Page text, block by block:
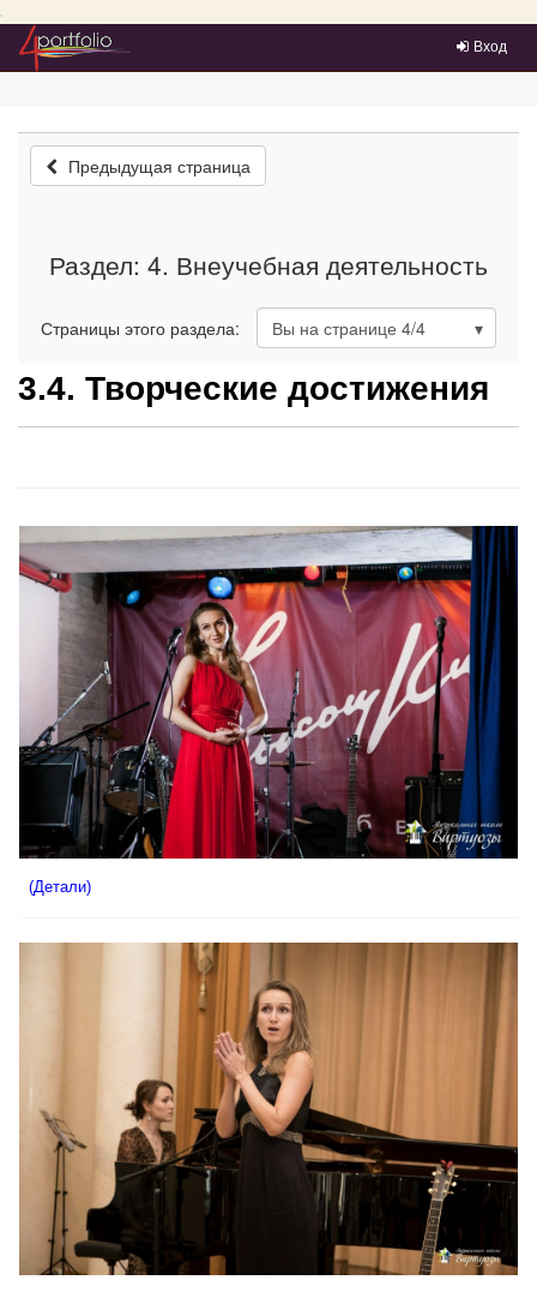
Преейти на главное меню
Вход
Предыдущая страница
Раздел: 4. Внеучебная деятельность
Страницы этого раздела: Вы на странице 4/4
3.4. Творческие достижения
(Детали)